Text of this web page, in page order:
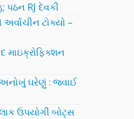
પઠન RJ દેવકી
ટોક્યો –
માઇક્રોફિક્શન
ઘરેણું : જવાઈ
ઉપયોગી બોટ્સ